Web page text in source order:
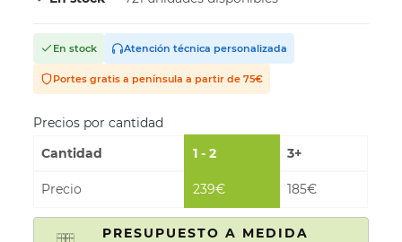
En stock Atención técnica personalizada
Portes gratis a península a partir de 75€
Precios por cantidad
Cantidad
1 - 2 3+
Precio 239€ 185€
PRESUPUESTO A MEDIDA